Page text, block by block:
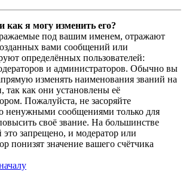
как я могу изменить его?
под вашим именем, отражают
вами сообщений или
определённых пользователей:
и администраторов. Обычно вы
изменять наименования званий на
так как они установлены её
Пожалуйста, не засоряйте
ненужными сообщениями только для
своё звание. На большинстве
запрещено, и модератор или
понизят значение вашего счётчика